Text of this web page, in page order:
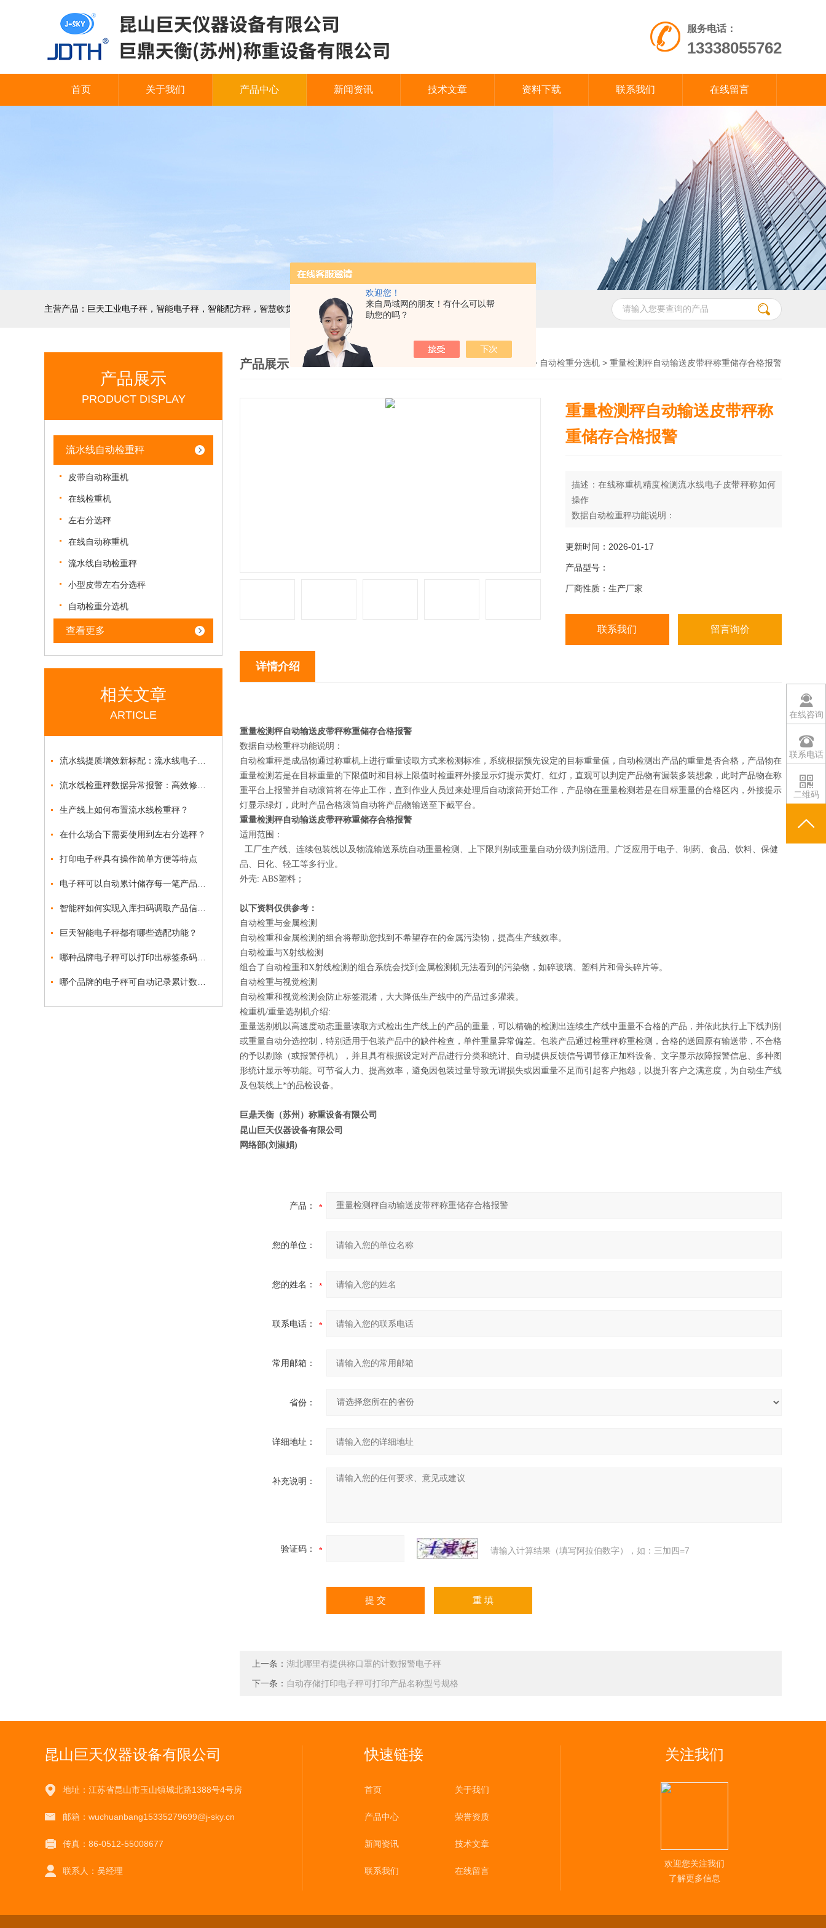
欢迎您！
来自局域网的朋友！有什么可以帮
助您的吗？
服务电话：
13338055762
首页 关于我们 产品中心 新闻资讯 技术文章 资料下载 联系我们 在线留言
主营产品：巨天工业电子秤，智能电子秤，智能配方秤，智慧收货秤，自动称重机，精密电子天平，电子台秤，电子地磅，电子桌秤，在线称重设备等衡器的软硬件研发与非标定制
产品展示
PRODUCT DISPLAY
流水线自动检重秤
皮带自动称重机
在线检重机
左右分选秤
在线自动称重机
流水线自动检重秤
小型皮带左右分选秤
自动检重分选机
查看更多
相关文章
ARTICLE
生产线上如何布置流水线检重秤？
在什么场合下需要使用到左右分选秤？
打印电子秤具有操作简单方便等特点
巨天智能电子秤都有哪些选配功能？
产品展示 > 自动检重分选机 > 重量检测秤自动输送皮带秤称重储存合格报警
重量检测秤自动输送皮带秤称
重储存合格报警
描述：在线称重机精度检测流水线电子皮带秤称如何
操作
数据自动检重秤功能说明：
来检测标准，系统根据预先设定的目标重量值，自动
检测出产品的重量是否合格
更新时间：2026-01-17
产品型号：
厂商性质：生产厂家
联系我们 留言询价
详情介绍
重量检测秤自动输送皮带秤称重储存合格报警
数据自动检重秤功能说明：
自动检重秤是成品物通过称重机上进行重量读取方式来检测标准，系统根据预先设定的目标重量值，自动检测出产品的重量是否合格，产品物在
重量检测若是在目标重量的下限值时和目标上限值时检重秤外接显示灯提示黄灯、红灯，直观可以判定产品物有漏装多装想象，此时产品物在称
重平台上报警并自动滚筒将在停止工作，直到作业人员过来处理后自动滚筒开始工作，产品物在重量检测若是在目标重量的合格区内，外接提示
灯显示绿灯，此时产品合格滚筒自动将产品物输送至下截平台。
重量检测秤自动输送皮带秤称重储存合格报警
适用范围：
工厂生产线、连续包装线以及物流输送系统自动重量检测、上下限判别或重量自动分级判别适用。广泛应用于电子、制药、食品、饮料、保健
品、日化、轻工等多行业。
外壳: ABS塑料；
以下资料仅供参考：
自动检重与金属检测
自动检重和金属检测的组合将帮助您找到不希望存在的金属污染物，提高生产线效率。
自动检重与X射线检测
组合了自动检重和X射线检测的组合系统会找到金属检测机无法看到的污染物，如碎玻璃、塑料片和骨头碎片等。
自动检重与视觉检测
自动检重和视觉检测会防止标签混淆，大大降低生产线中的产品过多灌装。
检重机/重量选别机介绍:
重量选别机以高速度动态重量读取方式检出生产线上的产品的重量，可以精确的检测出连续生产线中重量不合格的产品，并依此执行上下线判别
或重量自动分选控制，特别适用于包装产品中的缺件检查，单件重量异常偏差。包装产品通过检重秤称重检测，合格的送回原有输送带，不合格
的予以剔除（或报警停机），并且具有根据设定对产品进行分类和统计、自动提供反馈信号调节修正加料设备、文字显示故障报警信息、多种图
形统计显示等功能。可节省人力、提高效率，避免因包装过量导致无谓损失或因重量不足而引起客户抱怨，以提升客户之满意度，为自动生产线
及包装线上*的品检设备。
巨鼎天衡（苏州）称重设备有限公司
昆山巨天仪器设备有限公司
网络部(刘淑娟)
产品：
您的单位：
您的姓名：
联系电话：
常用邮箱：
省份：
详细地址：
补充说明：
验证码： 请输入计算结果（填写阿拉伯数字），如：三加四=7
上一条： 湖北哪里有提供称口罩的计数报警电子秤
下一条： 自动存储打印电子秤可打印产品名称型号规格
昆山巨天仪器设备有限公司
地址：江苏省昆山市玉山镇城北路1388号4号房
邮箱：wuchuanbang15335279699@j-sky.cn
传真：86-0512-55008677
联系人：吴经理
快速链接
首页 关于我们
产品中心 荣誉资质
新闻资讯 技术文章
联系我们 在线留言
关注我们
欢迎您关注我们
了解更多信息
在线咨询
联系电话
二维码